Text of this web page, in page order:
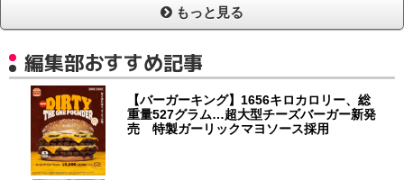
もっと見る
編集部おすすめ記事
【バーガーキング】1656キロカロリー、総
重量527グラム…超大型チーズバーガー新発
売 特製ガーリックマヨソース採用